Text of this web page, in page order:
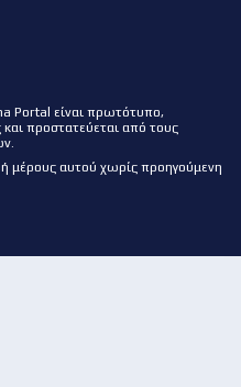
Portal είναι πρωτότυπο,
προστατεύεται από τους
μέρους αυτού χωρίς προηγούμενη